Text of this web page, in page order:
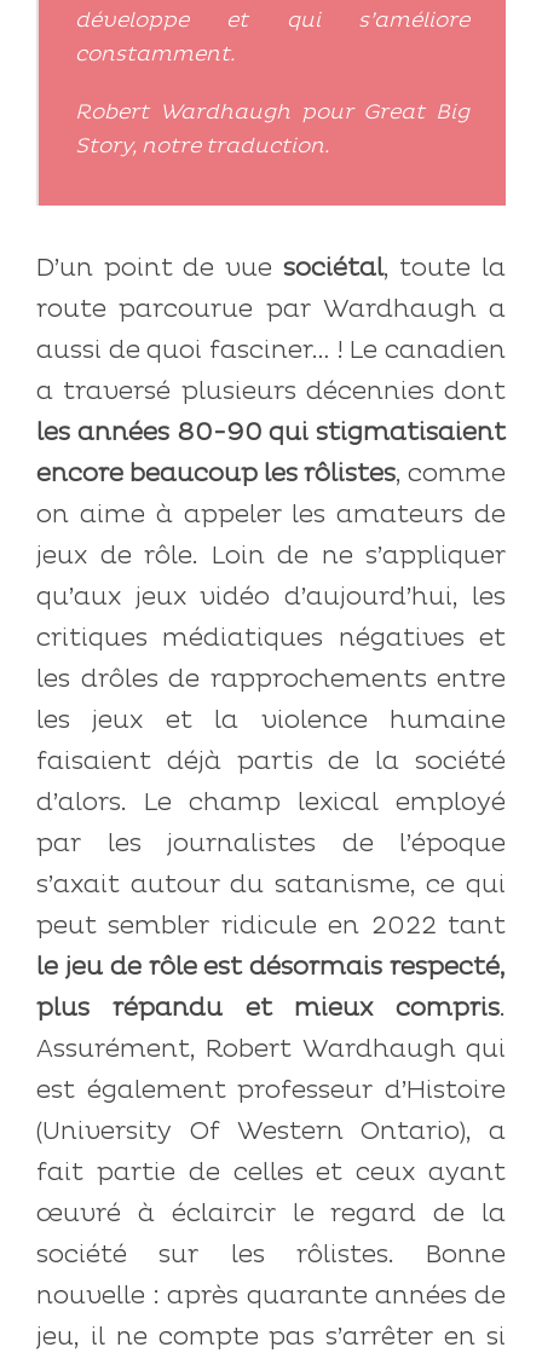
développe et qui s’améliore
constamment.
Robert Wardhaugh pour Great Big
Story, notre traduction.
D’un point de vue sociétal, toute la
route parcourue par Wardhaugh a
aussi de quoi fasciner… ! Le canadien
a traversé plusieurs décennies dont
les années 80-90 qui stigmatisaient
encore beaucoup les rôlistes, comme
on aime à appeler les amateurs de
jeux de rôle. Loin de ne s’appliquer
qu’aux jeux vidéo d’aujourd’hui, les
critiques médiatiques négatives et
les drôles de rapprochements entre
les jeux et la violence humaine
faisaient déjà partis de la société
d’alors. Le champ lexical employé
par les journalistes de l’époque
s’axait autour du satanisme, ce qui
peut sembler ridicule en 2022 tant
le jeu de rôle est désormais respecté,
plus répandu et mieux compris.
Assurément, Robert Wardhaugh qui
est également professeur d’Histoire
(University Of Western Ontario), a
fait partie de celles et ceux ayant
œuvré à éclaircir le regard de la
société sur les rôlistes. Bonne
nouvelle : après quarante années de
jeu, il ne compte pas s’arrêter en si